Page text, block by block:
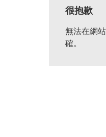
很抱歉
無法在網
確。